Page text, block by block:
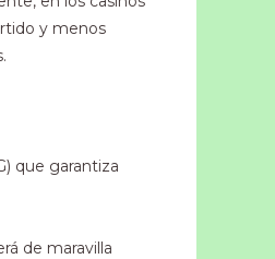
y menos
que garantiza
de maravilla